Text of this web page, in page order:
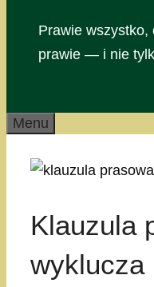
Prawie
prawie — i nie
Menu
Klauzula
wyklucza